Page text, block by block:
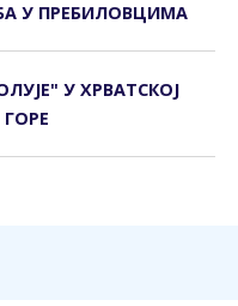
У ПРЕБИЛОВЦИМА
У ХРВАТСКОЈ